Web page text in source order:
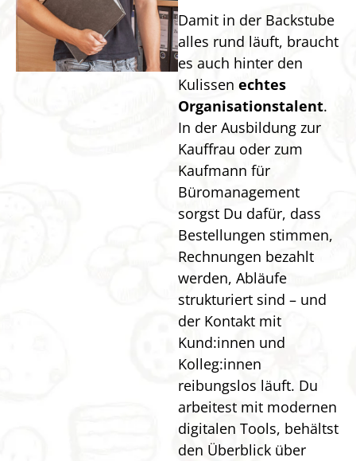
Damit in der Backstube
alles rund läuft, braucht
es auch hinter den
Kulissen echtes
Organisationstalent.
In der Ausbildung zur
Kauffrau oder zum
Kaufmann für
Büromanagement
sorgst Du dafür, dass
Bestellungen stimmen,
Rechnungen bezahlt
werden, Abläufe
strukturiert sind – und
der Kontakt mit
Kund:innen und
Kolleg:innen
reibungslos läuft. Du
arbeitest mit modernen
digitalen Tools, behältst
den Überblick über